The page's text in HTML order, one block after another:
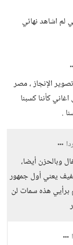
لم اشاهد نهائي
الإنجاز ، مصر
كأننا كسبنا
.
وبالحزن أيضا،
يعني أول جمهور
برأيي هذه سمات لن